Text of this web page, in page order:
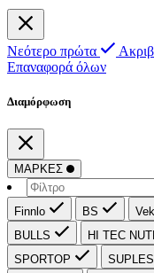
Νεότερο πρώτα
Επαναφορά όλων
Διαμόρφωση
ΜΑΡΚΕΣ
Finnlo BS
BULLS
HI TEC
SPORTOP
SUPLES